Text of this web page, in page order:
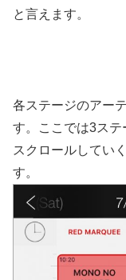
と言えます。
各ステージのアー
す。ここでは3ス
スクロールしてい
す。